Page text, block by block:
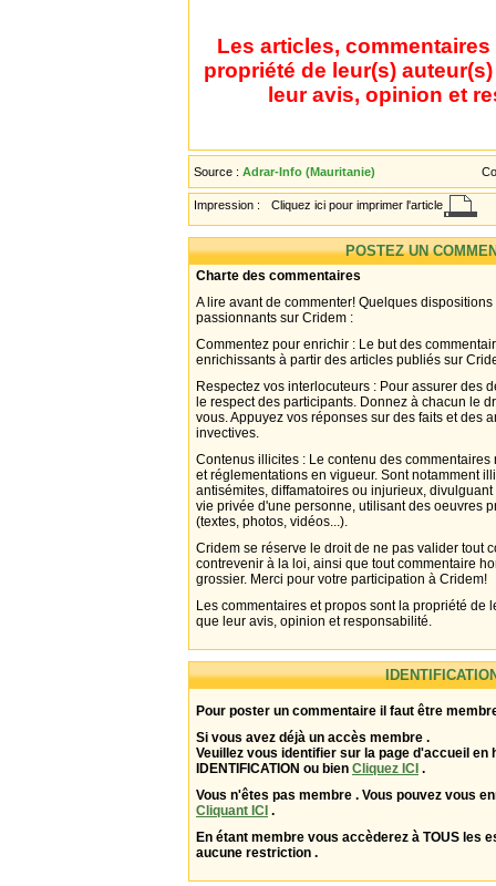
Les articles,
propriété de leur(s)
leur avis, opinion et
Source : Adrar-Info (Mauritanie)
Impression : Cliquez ici pour imprimer l'article
POSTEZ UN
Charte des commentaires
A lire avant de commenter! Quelques
passionnants sur Cridem :
Commentez pour enrichir : Le but des
enrichissants à partir des articles publiés sur
Respectez vos interlocuteurs : Pour assurer des
le respect des participants. Donnez à chacun le
vous. Appuyez vos réponses sur des faits et des
invectives.
Contenus illicites : Le contenu des
et réglementations en vigueur. Sont notamment
antisémites, diffamatoires ou injurieux,
vie privée d'une personne, utilisant des oeuvres
(textes, photos, vidéos...).
Cridem se réserve le droit de ne pas valider tout
contrevenir à la loi, ainsi que tout commentaire
grossier. Merci pour votre participation à Cridem!
Les commentaires et propos sont la propriété de
que leur avis, opinion et responsabilité.
Pour poster un commentaire il faut être
Si vous avez déjà un accès membre .
Veuillez vous identifier sur la page d'accueil en
IDENTIFICATION ou bien Cliquez ICI .
Vous n'êtes pas membre . Vous pouvez vous
Cliquant ICI .
En étant membre vous accèderez à TOUS les
aucune restriction .